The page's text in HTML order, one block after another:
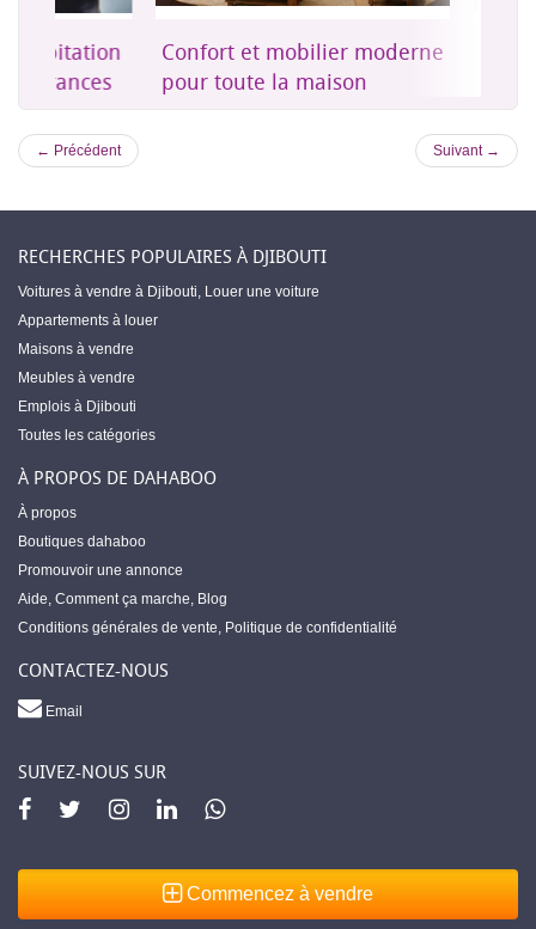
Confort et mobilier moderne
pour toute la maison
Une
← Précédent Suivant →
RECHERCHES POPULAIRES À DJIBOUTI
Voitures à vendre à Djibouti, Louer une voiture
Appartements à louer
Maisons à vendre
Meubles à vendre
Emplois à Djibouti
Toutes les catégories
À PROPOS DE DAHABOO
À propos
Boutiques dahaboo
Promouvoir une annonce
Aide, Comment ça marche, Blog
Conditions générales de vente, Politique de confidentialité
CONTACTEZ-NOUS
Email
SUIVEZ-NOUS SUR
Commencez à vendre